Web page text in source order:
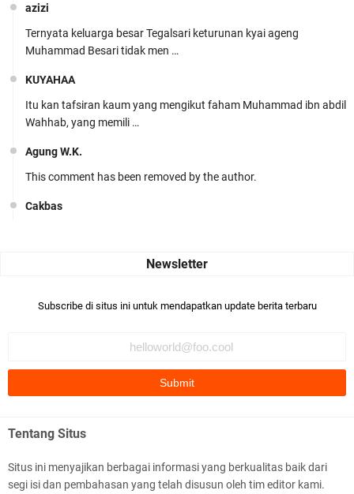
azizi
Ternyata keluarga besar Tegalsari keturunan kyai ageng
Muhammad Besari tidak men …
KUYAHAA
Itu kan tafsiran kaum yang mengikut faham Muhammad ibn abdil
Wahhab, yang memili …
Agung W.K.
This comment has been removed by the author.
Cakbas
Bismillaah semoga pembuat artikel Alloh berikan pemahaman yg
Ada sejumlah pertanyaan kepada Anda dan jawablah dengan
Subscribe di situs ini untuk mendapatkan update berita terbaru
Tentang Situs
Situs ini menyajikan berbagai informasi yang berkualitas baik dari
segi isi dan pembahasan yang telah disusun oleh tim editor kami.